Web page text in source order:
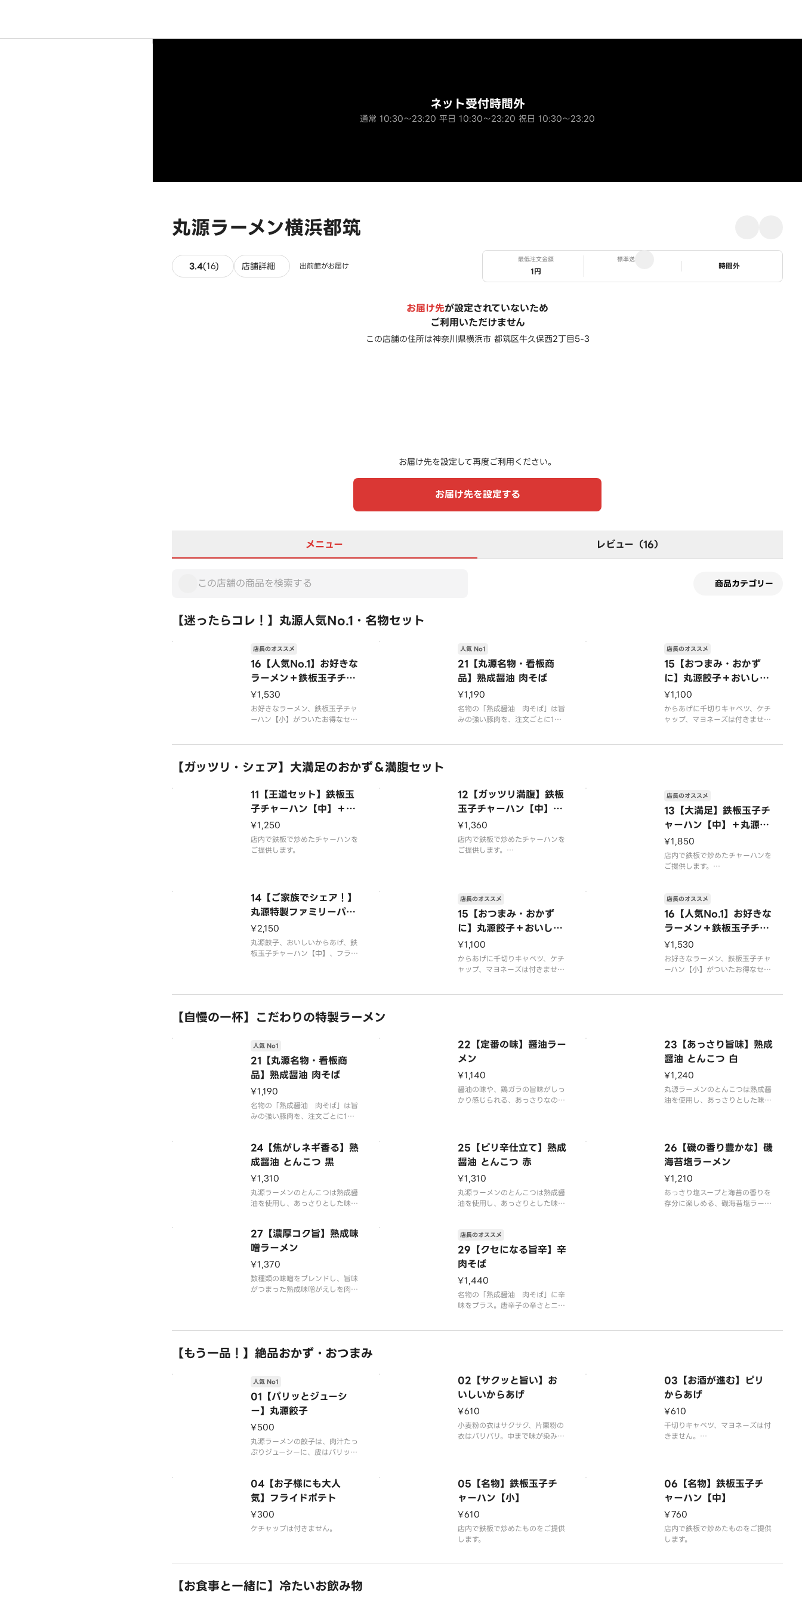
丸源ラーメン横浜都筑
ネット受付時間外
通常 10:30～23:20 平日 10:30～23:20 祝日 10:30～23:20
3.4(16) 16件のレビュー
店舗詳細 出前館がお届け
最低注文金額
1円
標準送料
ステータス
時間外
お届け先が設定されていないため
ご利用いただけません
この店舗の住所は神奈川県横浜市 都筑区牛久保西2丁目5-3
お届け先を設定して再度ご利用ください。
お届け先を設定する
メニュー レビュー（16）
商品カテゴリー
【迷ったらコレ！】丸源人気No.1・名物セット
16【人気No.1】お好きな
ラーメン＋鉄板玉子チャ
ーハン【小】セット
店長のオススメ
¥1,530
お好きなラーメン、鉄板玉子チャ
ーハン【小】がついたお得なセッ
※写真はイメージです
21【丸源名物・看板商
品】熟成醤油 肉そば
人気 No1
¥1,190
名物の「熟成醤油 肉そば」は旨
みの強い豚肉を、注文ごとに1杯1
15【おつまみ・おかず
に】丸源餃子＋おいしい
からあげコンビ
店長のオススメ
¥1,100
からあげに千切りキャベツ、ケチ
ャップ、マヨネーズは付きませ
【ガッツリ・シェア】大満足のおかず＆満腹セット
11【王道セット】鉄板玉
子チャーハン【中】＋丸
源餃子
¥1,250
店内で鉄板で炒めたチャーハンを
ご提供します。
12【ガッツリ満腹】鉄板
玉子チャーハン【中】＋
からあげ
¥1,360
店内で鉄板で炒めたチャーハンを
ご提供します。
13【大満足】鉄板玉子チ
ャーハン【中】＋丸源餃
子＋おいしいからあげ
店長のオススメ
¥1,850
店内で鉄板で炒めたチャーハンを
ご提供します。
14【ご家族でシェア！】
丸源特製ファミリーパッ
ク
¥2,150
丸源餃子、おいしいからあげ、鉄
板玉子チャーハン【中】、フライ
ケチャップは付きません。
15【おつまみ・おかず
に】丸源餃子＋おいしい
からあげコンビ
店長のオススメ
¥1,100
からあげに千切りキャベツ、ケチ
ャップ、マヨネーズは付きませ
16【人気No.1】お好きな
ラーメン＋鉄板玉子チャ
ーハン【小】セット
店長のオススメ
¥1,530
お好きなラーメン、鉄板玉子チャ
ーハン【小】がついたお得なセッ
【自慢の一杯】こだわりの特製ラーメン
21【丸源名物・看板商
品】熟成醤油 肉そば
人気 No1
¥1,190
名物の「熟成醤油 肉そば」は旨
みの強い豚肉を、注文ごとに1杯1
です
※写真はイメージです（容器代2
0円を含みます）
22【定番の味】醤油ラー
メン
¥1,140
醤油の味や、鶏ガラの旨味がしっ
かり感じられる、あっさりなのに
※写真はイメージです
（容器代20円を含みます）
23【あっさり旨味】熟成
醤油 とんこつ 白
¥1,240
丸源ラーメンのとんこつは熟成醤
油を使用し、あっさりとした味の
さりとした味の中に旨みやコクを
感じられる1品です。
※写真はイメージです（容器代2
0円を含みます）
24【焦がしネギ香る】熟
成醤油 とんこつ 黒
¥1,310
丸源ラーメンのとんこつは熟成醤
油を使用し、あっさりとした味の
熟成醤油とんこつに焦がしねぎマ
ー油が入ったやみつきになる1品
※写真はイメージです（容器代2
0円を含みます）
25【ピリ辛仕立て】熟成
醤油 とんこつ 赤
¥1,310
丸源ラーメンのとんこつは熟成醤
油を使用し、あっさりとした味の
熟成醤油とんこつに旨味唐辛子が
効いた、辛さだけでなく旨味も楽
しめる1品です。
※写真はイメージです（容器代2
0円を含みます）
26【磯の香り豊かな】磯
海苔塩ラーメン
¥1,210
あっさり塩スープと海苔の香りを
存分に楽しめる、磯海苔塩ラーメ
27【濃厚コク旨】熟成味
噌ラーメン
¥1,370
数種類の味噌をブレンドし、旨味
がつまった熟成味噌がえしを肉そ
ぴったりで食べ応えのある1杯で
※海苔はつきません
29【クセになる旨辛】辛
肉そば
店長のオススメ
¥1,440
名物の「熟成醤油 肉そば」に辛
味をプラス。唐辛子の辛さとニラ
0円を含みます）
【もう一品！】絶品おかず・おつまみ
01【パリッとジューシ
ー】丸源餃子
人気 No1
¥500
丸源ラーメンの餃子は、肉汁たっ
ぷりジューシーに、皮はパリッと
02【サクッと旨い】お
いしいからあげ
¥610
小麦粉の衣はサクサク、片栗粉の
衣はバリバリ。中まで味が染み込
※千切りキャベツ、マヨネーズ、
ケチャップは付きません
03【お酒が進む】ピリ
からあげ
¥610
千切りキャベツ、マヨネーズは付
きません。
04【お子様にも大人
気】フライドポテト
¥300
ケチャップは付きません。
05【名物】鉄板玉子チ
ャーハン【小】
¥610
店内で鉄板で炒めたものをご提供
します。
06【名物】鉄板玉子チ
ャーハン【中】
¥760
店内で鉄板で炒めたものをご提供
します。
【お食事と一緒に】冷たいお飲み物